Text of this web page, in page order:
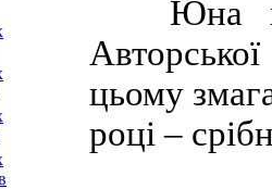
Юна
цьому
році –